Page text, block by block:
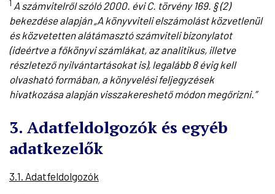
1 A számvitelről szóló 2000. évi C. törvény 169. § (2)
bekezdése alapján „A könyvviteli elszámolást közvetlenül
és közvetetten alátámasztó számviteli bizonylatot
(ideértve a főkönyvi számlákat, az analitikus, illetve
részletező nyilvántartásokat is), legalább 8 évig kell
olvasható formában, a könyvelési feljegyzések
hivatkozása alapján visszakereshető módon megőrizni.”
3. Adatfeldolgozók és egyéb
adatkezelők
3.1. Adatfeldolgozók